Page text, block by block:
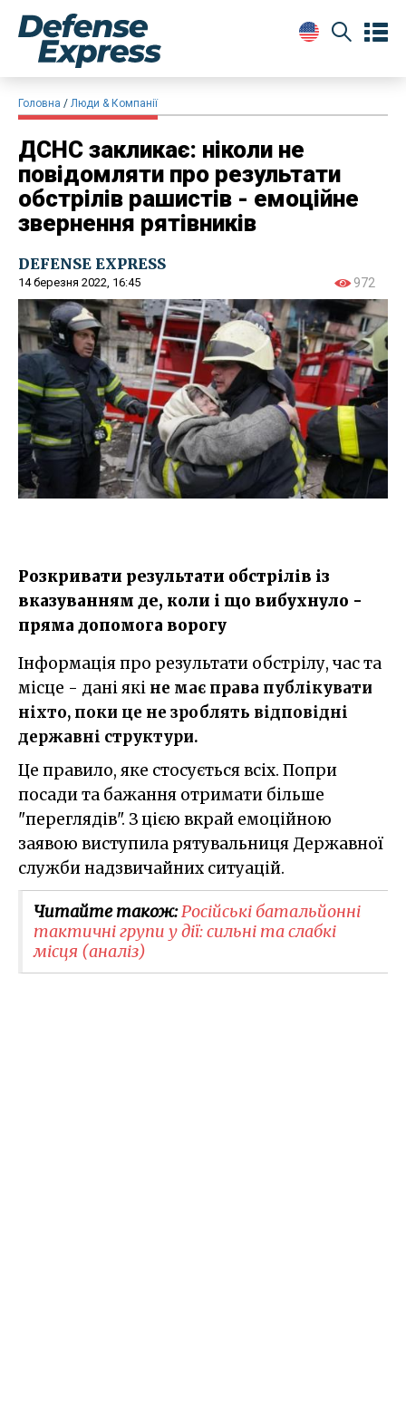
Головна Люди & Компанії
ДСНС закликає: ніколи не
повідомляти про результати
обстрілів рашистів - емоційне
звернення рятівників
DEFENSE EXPRESS
14 березня 2022, 16:45 972
Розкривати результати обстрілів із
вказуванням де, коли і що вибухнуло -
пряма допомога ворогу
Інформація про результати обстрілу, час та
місце - дані які не має права публікувати
ніхто, поки це не зроблять відповідні
державні структури.
Це правило, яке стосується всіх. Попри
посади та бажання отримати більше
"переглядів". З цією вкрай емоційною
заявою виступила рятувальниця Державної
служби надзвичайних ситуацій.
Читайте також:Російські батальйонні
тактичні групи у дії: сильні та слабкі
місця (аналіз)